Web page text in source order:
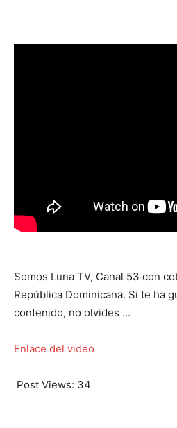
Somos Luna TV, Canal 53 con
República Dominicana. Si te ha
contenido, no olvides …
Enlace del video
Post Views: 34